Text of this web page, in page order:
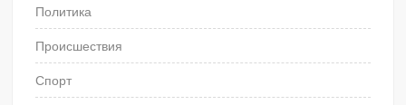
Политика
Происшествия
Спорт